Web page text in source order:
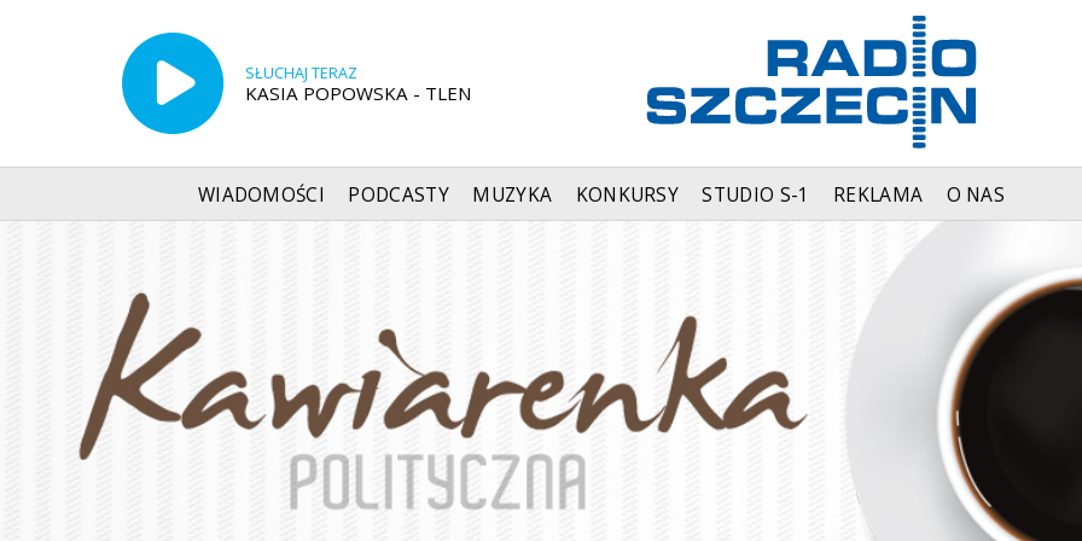
SŁUCHAJ TERAZ
KASIA POPOWSKA - TLEN
WIADOMOŚCI PODCASTY MUZYKA KONKURSY STUDIO S-1 REKLAMA O NAS